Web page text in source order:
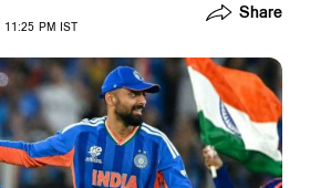
PM IST
Share